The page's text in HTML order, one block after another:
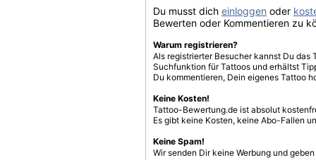
Du musst dich einloggen oder
Bewerten oder Kommentieren zu
Warum registrieren?
Als registrierter Besucher kannst Du
Suchfunktion für Tattoos und erhältst
Du kommentieren, Dein eigenes Tattoo
Keine Kosten!
Tattoo-Bewertung.de ist absolut
Es gibt keine Kosten, keine Abo-Fallen
Keine Spam!
Wir senden Dir keine Werbung und